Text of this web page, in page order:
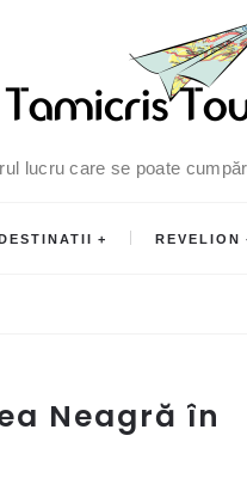
lucru care se poate
REVELION
Neagră în